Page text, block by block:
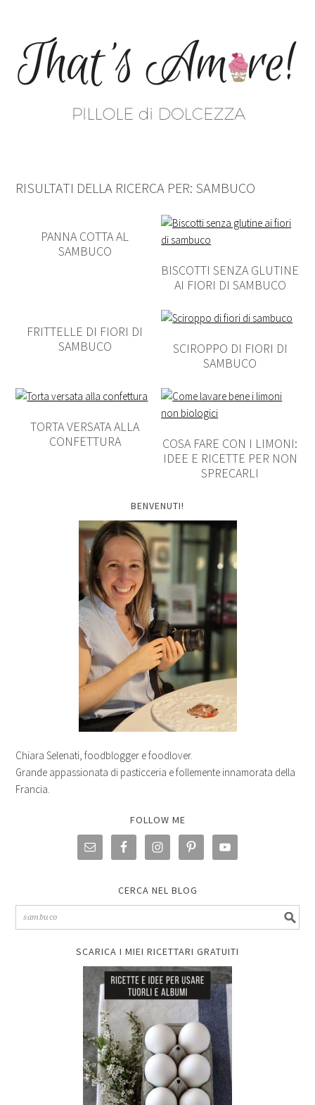
RISULTATI DELLA RICERCA PER: SAMBUCO
PANNA COTTA AL
SAMBUCO
BISCOTTI SENZA GLUTINE
AI FIORI DI SAMBUCO
FRITTELLE DI FIORI DI
SAMBUCO
SCIROPPO DI FIORI DI
SAMBUCO
TORTA VERSATA ALLA
CONFETTURA
COSA FARE CON I LIMONI:
IDEE E RICETTE PER NON
SPRECARLI
BENVENUTI!
Chiara Selenati, foodblogger e foodlover.
Grande appassionata di pasticceria e follemente innamorata della
Francia.
FOLLOW ME
CERCA NEL BLOG
SCARICA I MIEI RICETTARI GRATUITI